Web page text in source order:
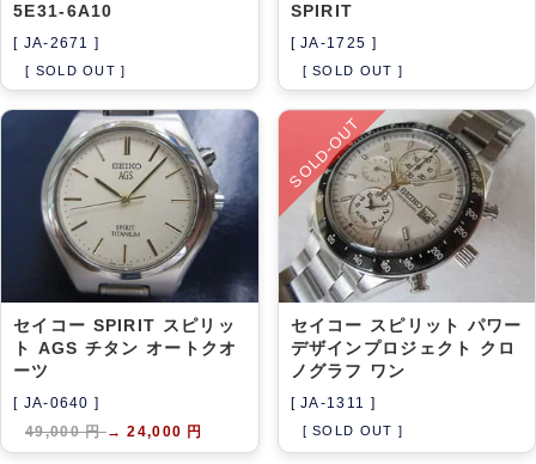
5E31-6A10
[ JA-2671 ]
[ SOLD OUT ]
SPIRIT
[ JA-1725 ]
[ SOLD OUT ]
セイコー SPIRIT スピリッ
ト AGS チタン オートクオ
ーツ
[ JA-0640 ]
49,000 円→ 24,000 円
SOLD-OUT
セイコー スピリット パワー
デザインプロジェクト クロ
ノグラフ ワン
[ JA-1311 ]
[ SOLD OUT ]